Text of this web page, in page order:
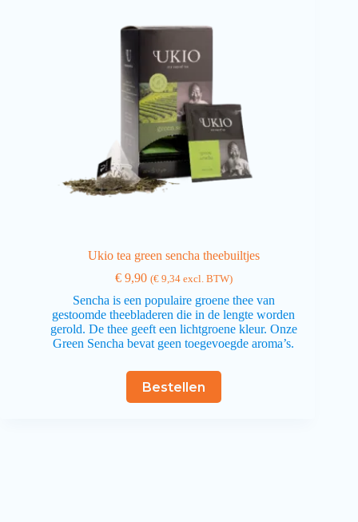
Ukio tea green sencha theebuiltjes
€9,90 (€9,34excl. BTW)
Sencha is een populaire groene thee van
gestoomde theebladeren die in de lengte worden
gerold. De thee geeft een lichtgroene kleur. Onze
Green Sencha bevat geen toegevoegde aroma’s.
Bestellen